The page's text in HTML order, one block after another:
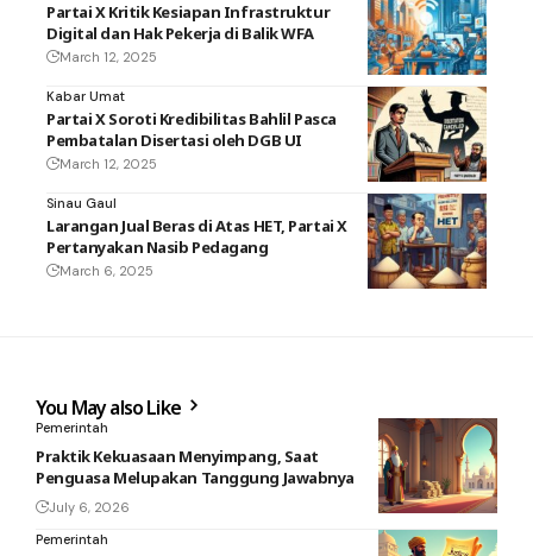
Partai X Kritik Kesiapan Infrastruktur
Digital dan Hak Pekerja di Balik WFA
March 12, 2025
Kabar Umat
Partai X Soroti Kredibilitas Bahlil Pasca
Pembatalan Disertasi oleh DGB UI
March 12, 2025
Sinau Gaul
Larangan Jual Beras di Atas HET, Partai X
Pertanyakan Nasib Pedagang
March 6, 2025
You May also Like
Pemerintah
Praktik Kekuasaan Menyimpang, Saat
Penguasa Melupakan Tanggung Jawabnya
July 6, 2026
Pemerintah